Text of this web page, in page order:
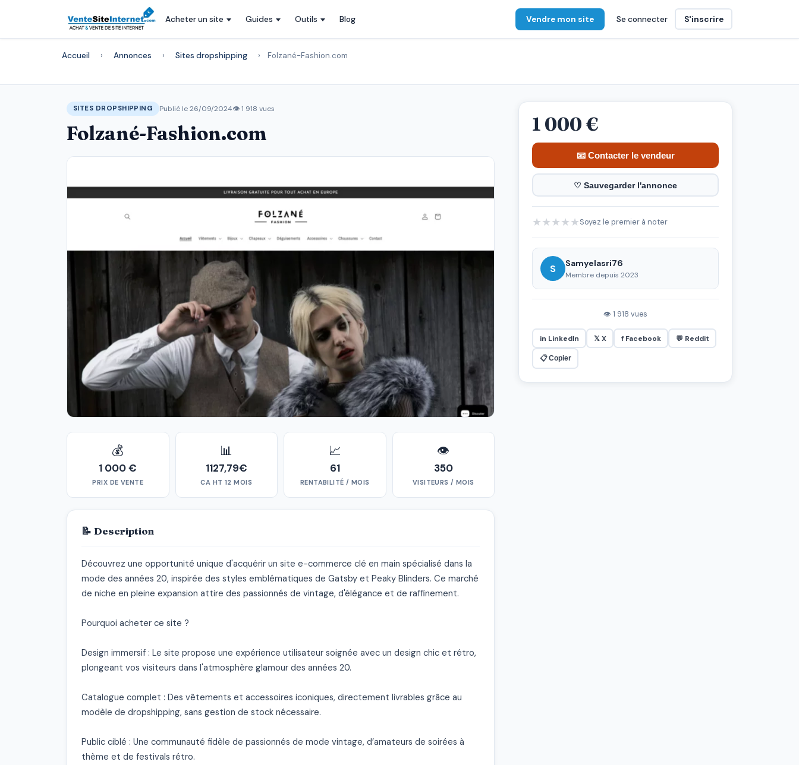
Acheter un site Guides Outils Blog Vendre mon site Se connecter S'inscrire
Accueil › Annonces › Sites dropshipping › Folzané-Fashion.com
SITES DROPSHIPPING Publié le 26/09/2024👁 1 918 vues
Folzané-Fashion.com
💰
1 000 €
PRIX DE VENTE
📊
1127,79€
CA HT 12 MOIS
📈
61
RENTABILITÉ / MOIS
👁
350
VISITEURS / MOIS
📝 Description
Découvrez une opportunité unique d'acquérir un site e-commerce clé en main spécialisé dans la
mode des années 20, inspirée des styles emblématiques de Gatsby et Peaky Blinders. Ce marché
de niche en pleine expansion attire des passionnés de vintage, d'élégance et de raffinement.
Pourquoi acheter ce site ?
Design immersif : Le site propose une expérience utilisateur soignée avec un design chic et rétro,
plongeant vos visiteurs dans l'atmosphère glamour des années 20.
Catalogue complet : Des vêtements et accessoires iconiques, directement livrables grâce au
modèle de dropshipping, sans gestion de stock nécessaire.
Public ciblé : Une communauté fidèle de passionnés de mode vintage, d’amateurs de soirées à
thème et de festivals rétro.
1 000 €
📧 Contacter le vendeur
♡ Sauvegarder l'annonce
★★★★★Soyez le premier à noter
S Samyelasri76
Membre depuis 2023
👁 1 918 vues
in LinkedIn 𝕏 X f Facebook 💬 Reddit
📋 Copier